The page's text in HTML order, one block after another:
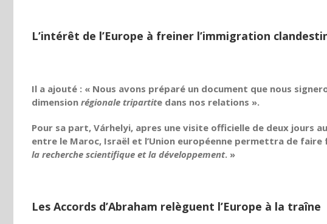
L’intérêt de l’Europe à freiner l’immigration
Il a ajouté : « Nous avons préparé un document que nous
dimension régionale tripartite dans nos relations ».
Pour sa part, Várhelyi, apres une visite officielle de deux jours
entre le Maroc, Israël et l’Union européenne permettra de faire
la recherche scientifique et la développement. »
Les Accords d’Abraham relèguent l’Europe à la traîne